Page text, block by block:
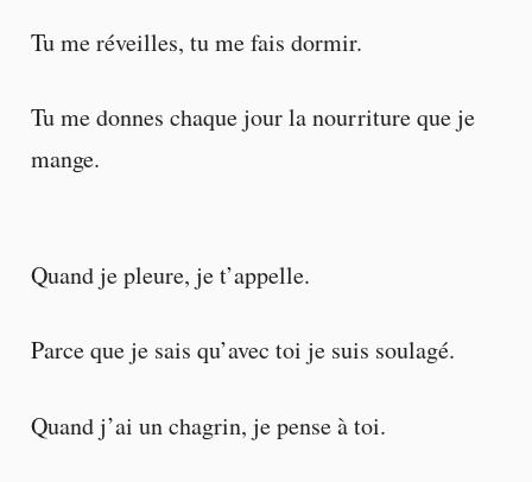
Tu me réveilles, tu me fais dormir.
Tu me donnes chaque jour la nourriture que je
mange.
Quand je pleure, je t’appelle.
Parce que je sais qu’avec toi je suis soulagé.
Quand j’ai un chagrin, je pense à toi.